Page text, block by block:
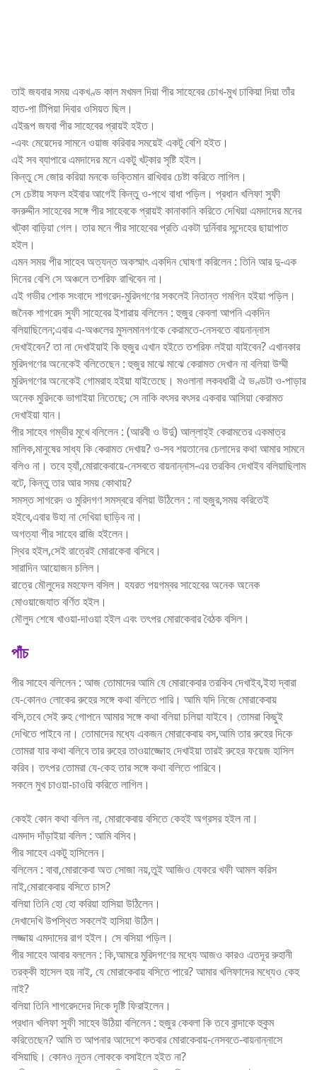
তাই জযবার সময় একখণ্ড কাল মখমল দিয়া পীর সাহেবের চোখ-মুখ ঢাকিয়া দিয়া তাঁর
হাত-পা টিপিয়া দিবার ওসিয়ত ছিল।
এইরূপ জযবা পীর সাহেবের প্রায়ই হইত।
-এবং মেয়েদের সামনে ওয়াজ করিবার সময়েই একটু বেশি হইত।
এই সব ব্যাপারে এমদাদের মনে একটু খট্কার সৃষ্টি হইল।
কিন্তু সে জোর করিয়া মনকে ভক্তিমান রাখিবার চেষ্টা করিতে লাগিল।
সে চেষ্টায় সফল হইবার আগেই কিন্তু ও-পথে বাধা পড়িল। প্রধান খলিফা সুফী
বদরুদ্দীন সাহেবের সঙ্গে পীর সাহেবকে প্রায়ই কানাকানি করিতে দেখিয়া এমদাদের মনের
খট্কা বাড়িয়া গেল। তার মনে পীর সাহেবের প্রতি একটা দুর্নিবার সন্দেহের ছায়াপাত
হইল।
এমন সময় পীর সাহেব অত্যন্ত অকস্মাৎ একদিন ঘোষণা করিলেন : তিনি আর দু-এক
দিনের বেশি সে অঞ্চলে তশরিফ রাখিবেন না।
এই গভীর শোক সংবাদে শাগরেদ-মুরিদগণের সকলেই নিতান্ত গমগিন হইয়া পড়িল।
জনৈক শাগরেদ সুফী সাহেবের ইশারায় বলিলেন : হুজুর কেবলা আপনি একদিন
বলিয়াছিলেন;এবার এ-অঞ্চলের মুসলমানগণকে কেরামতে-নেসবতে বায়নান্নাস
দেখাইবেন? তা না দেখাইয়াই কি হুজুর এখান হইতে তশরিফ লইয়া যাইবেন? এখানকার
মুরিদগণের অনেকেই বলিতেছেন : হুজুর মাঝে মাঝে কেরামত দেখান না বলিয়া উম্মী
মুরিদগণের অনেকেই গোমরাহ হইয়া যাইতেছে। মওলানা লকবধারী ঐ ভণ্ডটা ও-পাড়ার
অনেক মুরিদকে ভাগাইয়া নিতেছে; সে নাকি বৎসর বৎসর একবার আসিয়া কেরামত
দেখাইয়া যান।
পীর সাহেব গম্ভীর মুখে বলিলেন : (আরবী ও উর্দু) আল্লাহ্ই কেরামতের একমাত্র
মালিক,মানুষের সাধ্য কি কেরামত দেখায়? ও-সব শয়তানের চেলাদের কথা আমার সামনে
বলিও না। তবে হ্যাঁ,মোরাকেবায়ে-নেসবতে বায়নান্নাস-এর তরকিব দেখাইব বলিয়াছিলাম
বটে, কিন্তু তার আর সময় কোথায়?
সমস্ত সাগরেদ ও মুরিদগণ সমস্বরে বলিয়া উঠিলেন : না হুজুর,সময় করিতেই
হইবে,এবার উহা না দেখিয়া ছাড়িব না।
অগত্যা পীর সাহেব রাজি হইলেন।
স্থির হইল,সেই রাত্রেই মোরাকেবা বসিবে।
সারাদিন আয়োজন চলিল।
রাত্রে মৌলুদের মহফেল বসিল। হযরত পয়গম্বর সাহেবের অনেক অনেক
মোওয়াজেযাত বর্ণিত হইল।
মৌলুদ শেষে খাওয়া-দাওয়া হইল এবং তৎপর মোরাকেবার বৈঠক বসিল।
পাঁচ
পীর সাহেব বলিলেন : আজ তোমাদের আমি যে মোরাকেবার তরকিব দেখাইব,ইহা দ্বারা
যে-কোনও লোকের রুহের সঙ্গে কথা বলিতে পারি। আমি যদি নিজে মোরাকেবায়
বসি,তবে সেই রুহ গোপনে আমার সঙ্গে কথা বলিয়া চলিয়া যাইবে। তোমরা কিছুই
দেখিতে পাইবে না। তোমাদের মধ্যে একজন মোরাকেবায় বস,আমি তার রুহের দিকে
তোমরা যার কথা বলিবে তার রুহের তাওয়াজ্জোহ দেখাইয়া তারই রুহের ফয়েজ হাসিল
করিব। তৎপর তোমরা যে-কেহ তার সঙ্গে কথা বলিতে পারিবে।
সকলে মুখ চাওয়া-চাওয়ি করিতে লাগিল।
কেহই কোন কথা বলিল না, মোরাকেবায় বসিতে কেহই অগ্রসর হইল না।
এমদাদ দাঁড়াইয়া বলিল : আমি বসিব।
পীর সাহেব একটু হাসিলেন।
বলিলেন : বাবা,মোরাকেবা অত সোজা নয়,তুই আজিও যেকরে খফী আমল করিস
নাই,মোরাকেবায় বসিতে চাস?
বলিয়া তিনি হো হো করিয়া হাসিয়া উঠিলেন।
দেখাদেখি উপস্থিত সকলেই হাসিয়া উঠিল।
লজ্জায় এমদাদের রাগ হইল। সে বসিয়া পড়িল।
পীর সাহেব আবার বললেন : কি,আমরে মুরিদগণের মধ্যে আজও কারও এতদূর রুহানী
তরক্কী হাসেল হয় নাই, যে মোরাকেবায় বসিতে পারে? আমার খলিফাদের মধ্যেও কেহ
নাই?
বলিয়া তিনি শাগরেদদের দিকে দৃষ্টি ফিরাইলেন।
প্রধান খলিফা সুফী সাহেব উঠিয়া বলিলেন : হুজুর কেবলা কি তবে বান্দাকে হুকুম
করিতেছেন? আমি ত আপনার আদেশে কতবার মোরাকেবায়-নেসবতে-বায়নান্নাসে
বসিয়াছি। কোনও নূতন লোককে বসাইলে হইত না?